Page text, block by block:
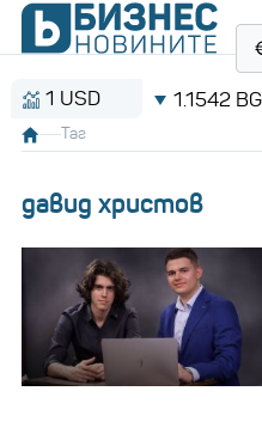
1.1542 BGN
Таг
давид христов